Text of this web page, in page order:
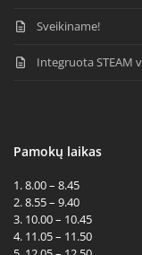
Sveikiname!
Integruota STEAM
Pamokų laikas
1. 8.00 – 8.45
2. 8.55 – 9.40
3. 10.00 – 10.45
4. 11.05 – 11.50